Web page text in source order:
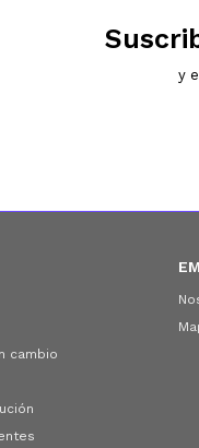
cambio
y